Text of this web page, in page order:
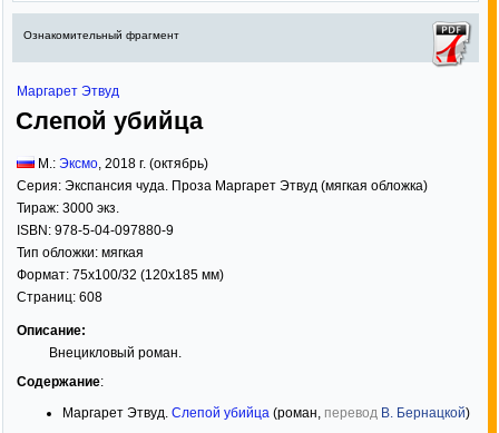
Ознакомительный фрагмент
Маргарет Этвуд
Слепой убийца
М.: Эксмо, 2018 г. (октябрь)
Серия: Экспансия чуда. Проза Маргарет Этвуд (мягкая обложка)
Тираж: 3000 экз.
ISBN: 978-5-04-097880-9
Тип обложки: мягкая
Формат: 75x100/32 (120x185 мм)
Страниц: 608
Описание:
Внецикловый роман.
Содержание:
Маргарет Этвуд. Слепой убийца (роман, перевод В. Бернацкой)